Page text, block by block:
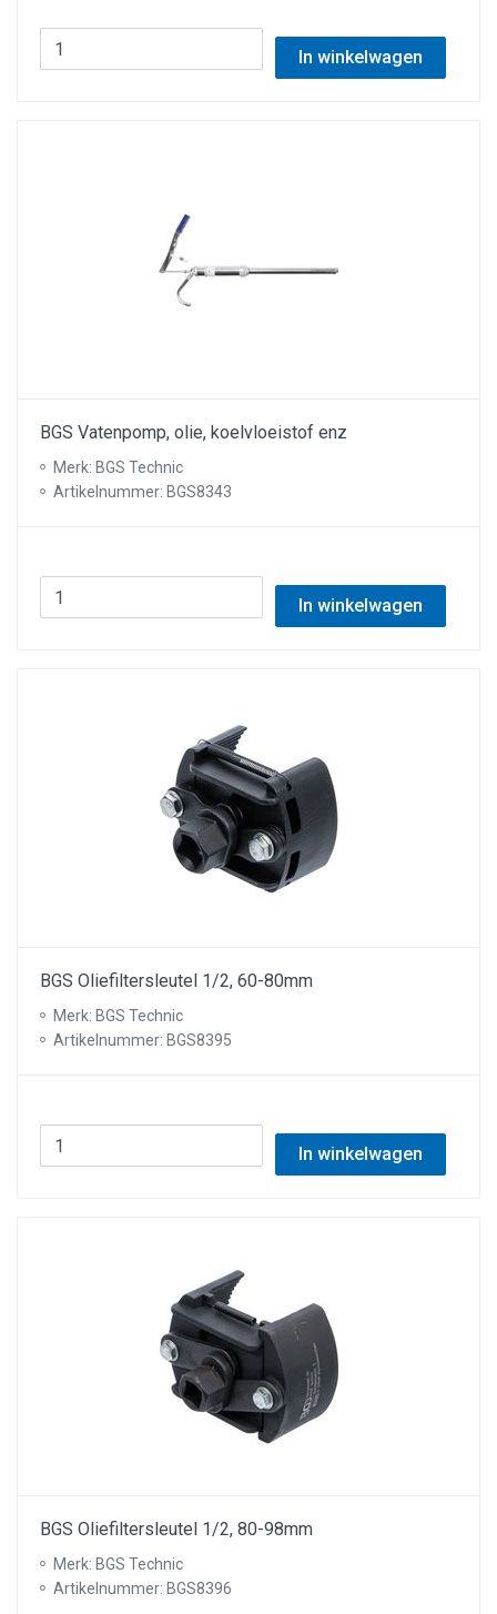
In winkelwagen
BGS Vatenpomp, olie, koelvloeistof enz
Merk: BGS Technic
Artikelnummer: BGS8343
In winkelwagen
BGS Oliefiltersleutel 1/2, 60-80mm
Merk: BGS Technic
Artikelnummer: BGS8395
In winkelwagen
BGS Oliefiltersleutel 1/2, 80-98mm
Merk: BGS Technic
Artikelnummer: BGS8396